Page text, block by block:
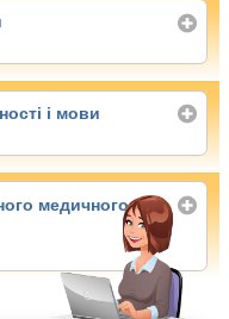
і мови
медичного